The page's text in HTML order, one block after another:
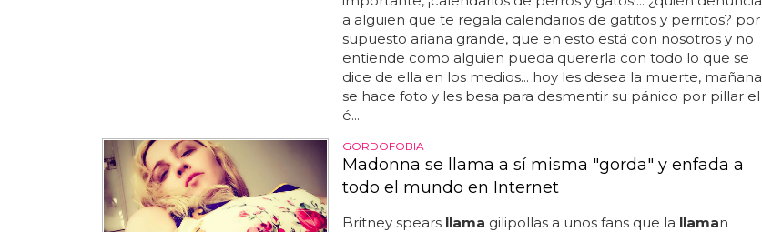
a alguien que te regala calendarios de gatitos y perritos? por
supuesto ariana grande, que en esto está con nosotros y no
entiende como alguien pueda quererla con todo lo que se
dice de ella en los medios... hoy les desea la muerte, mañana
se hace foto y les besa para desmentir su pánico por pillar el
é...
GORDOFOBIA
Madonna se llama a sí misma "gorda" y enfada a
todo el mundo en Internet
Britney spears llama gilipollas a unos fans que la llaman